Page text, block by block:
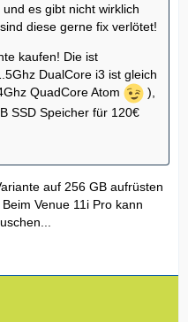
es gibt nicht wirklich
diese gerne fix verlötet!
kaufen! Die ist
DualCore i3 ist gleich
QuadCore Atom
),
SSD Speicher für 120€
auf 256 GB aufrüsten
Venue 11i Pro kann